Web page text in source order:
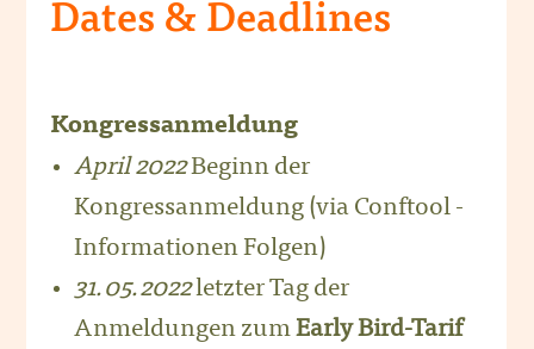
Dates & Deadlines
Kongressanmeldung
April 2022Beginn der
Kongressanmeldung (via Conftool -
Informationen Folgen)
31.05.2022letzter Tag der
Anmeldungen zumEarly Bird-Tarif